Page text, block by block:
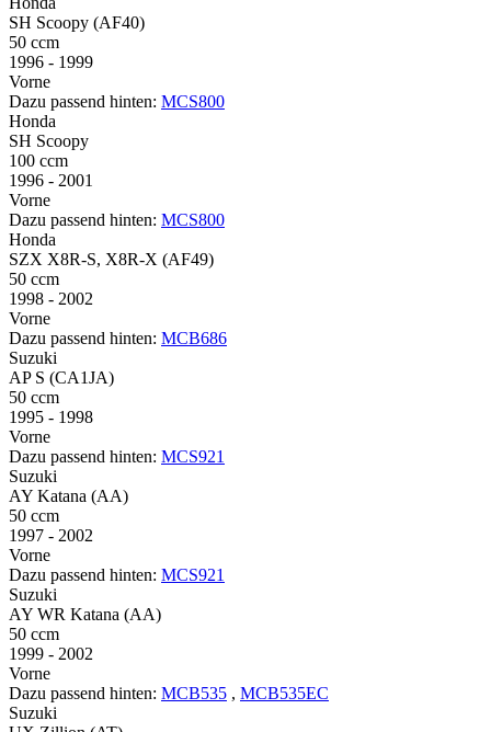
SH Scoopy (AF40)
50 ccm
1996 - 1999
Vorne
Dazu passend hinten: MCS800
Honda
SH Scoopy
100 ccm
1996 - 2001
Vorne
Dazu passend hinten: MCS800
Honda
SZX X8R-S, X8R-X (AF49)
50 ccm
1998 - 2002
Vorne
Dazu passend hinten: MCB686
Suzuki
AP S (CA1JA)
50 ccm
1995 - 1998
Vorne
Dazu passend hinten: MCS921
Suzuki
AY Katana (AA)
50 ccm
1997 - 2002
Vorne
Dazu passend hinten: MCS921
Suzuki
AY WR Katana (AA)
50 ccm
1999 - 2002
Vorne
Dazu passend hinten: MCB535 , MCB535EC
Suzuki